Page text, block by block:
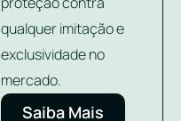
qualquer imitação e
exclusividade no
mercado.
Saiba Mais